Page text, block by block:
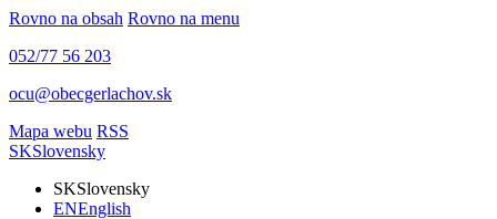
Rovno na obsah Rovno na menu
052/77 56 203
ocu@obecgerlachov.sk
Mapa webu RSS
SKSlovensky
SKSlovensky
ENEnglish